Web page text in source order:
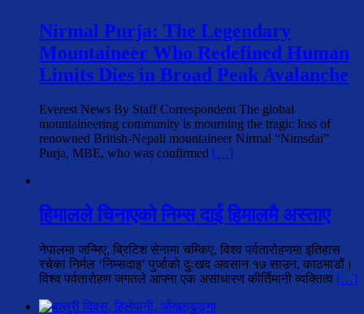
Nirmal Purja: The Legendary
Mountaineer Who Redefined Human
Limits Dies in Broad Peak Avalanche
Everest News By Staff Correspondent The global
mountaineering community is mourning the tragic loss of
renowned British-Nepali mountaineer Nirmal “Nimsdai”
Purja, MBE, who was confirmed […]
हिमालले चिनाएको निम्स दाई हिमालमै अस्ताए
नेपालमा जन्मिए, ब्रिटिश सेनामा चम्किए, विश्व पर्वतारोहणमा इतिहास
रचेका निर्मल ‘निम्सदाइ’ पुर्जाको दुःखद अवसान १७ साउन, काठमाडौं।
विश्व पर्वतारोहण जगतले आफ्ना एक असाधारण कीर्तिमानी व्यक्तित्व […]